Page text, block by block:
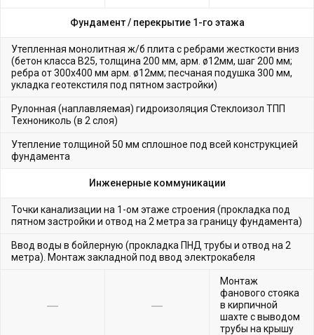
Фундамент / перекрытие 1-го этажа
Утепленная монолитная ж/б плита с ребрами жесткости вниз
(бетон класса В25, толщина 200 мм, арм. ø12мм, шаг 200 мм;
ребра от 300х400 мм арм. ø12мм; песчаная подушка 300 мм,
укладка геотекстиля под пятном застройки)
Рулонная (наплавляемая) гидроизоляция Стеклоизол ТПП
Технониколь (в 2 слоя)
Утепление толщиной 50 мм сплошное под всей конструкцией
фундамента
Инженерные коммуникации
Точки канализации на 1-ом этаже строения (прокладка под
пятном застройки и отвод на 2 метра за границу фундамента)
Ввод воды в бойлерную (прокладка ПНД трубы и отвод на 2
метра). Монтаж закладной под ввод электрокабеля
Монтаж
фанового стояка
в кирпичной
шахте с выводом
трубы на крышу